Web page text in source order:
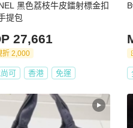
黑色荔枝牛皮鐳射標金扣
提包
27,661
折 2,000
可 香港 免運